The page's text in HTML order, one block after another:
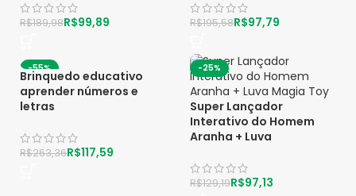
R$189,98R$99,89 R$195,58R$97,79
-55%
Brinquedo educativo
aprender números e
letras
R$263,36R$117,59
-25%
Super Lançador
Interativo do Homem
Aranha + Luva
R$129,19R$97,13